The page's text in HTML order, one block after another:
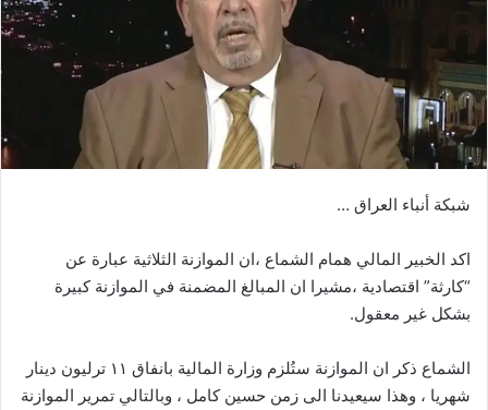
شبكة أنباء العراق …
اكد الخبير المالي همام الشماع ،ان الموازنة الثلاثية عبارة عن
“كارثة” اقتصادية ،مشيرا ان المبالغ المضمنة في الموازنة كبيرة
بشكل غير معقول.
الشماع ذكر ان الموازنة ستُلزم وزارة المالية بانفاق ١١ ترليون دينار
شهريا ، وهذا سيعيدنا الى زمن حسين كامل ، وبالتالي تمرير الموازنة